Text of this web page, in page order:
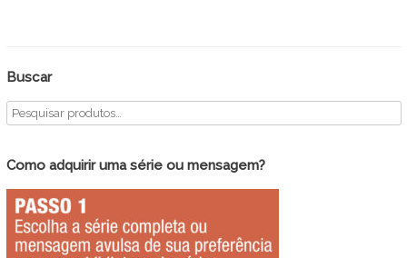
Buscar
Como adquirir uma série ou mensagem?